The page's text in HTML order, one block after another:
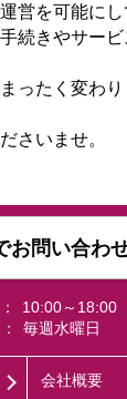
営を可能にし
続きやサー
ったく変わ
さいませ。
お問い合わ
10:00～18:00
毎週水曜日
会社概要